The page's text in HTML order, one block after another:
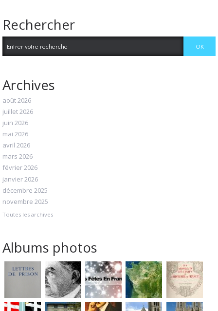
Rechercher
Archives
août 2026
juillet 2026
juin 2026
mai 2026
avril 2026
mars 2026
février 2026
janvier 2026
décembre 2025
novembre 2025
Toutes les archives
Albums photos